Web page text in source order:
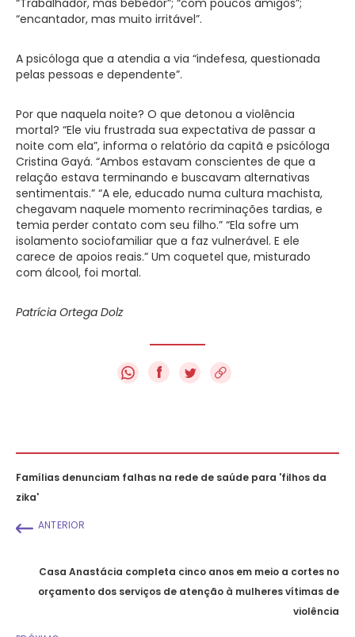
“encantador, mas muito irritável”.
A psicóloga que a atendia a via “indefesa, questionada
pelas pessoas e dependente”.
Por que naquela noite? O que detonou a violência
mortal? “Ele viu frustrada sua expectativa de passar a
noite com ela”, informa o relatório da capitã e psicóloga
Cristina Gayá. “Ambos estavam conscientes de que a
relação estava terminando e buscavam alternativas
sentimentais.” “A ele, educado numa cultura machista,
chegavam naquele momento recriminações tardias, e
temia perder contato com seu filho.” “Ela sofre um
isolamento sociofamiliar que a faz vulnerável. E ele
carece de apoios reais.” Um coquetel que, misturado
com álcool, foi mortal.
Patrícia Ortega Dolz
f
Famílias denunciam falhas na rede de saúde para 'filhos da
zika'
ANTERIOR
Casa Anastácia completa cinco anos em meio a cortes no
orçamento dos serviços de atenção à mulheres vítimas de
violência